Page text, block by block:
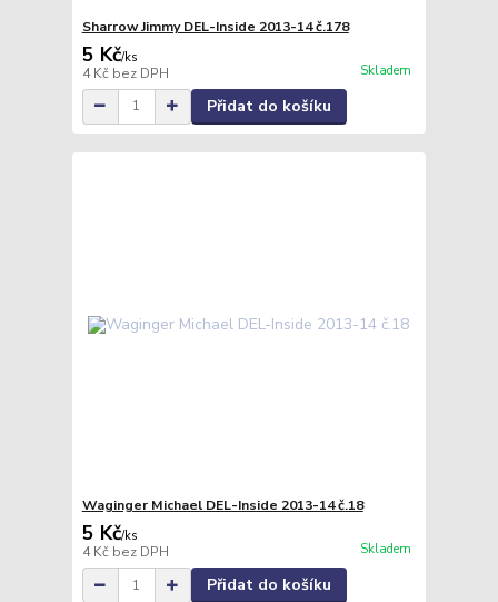
Sharrow Jimmy DEL-Inside 2013-14 č.178
5 Kč/ks
4 Kč bez DPH Skladem
Přidat do košíku
Waginger Michael DEL-Inside 2013-14 č.18
5 Kč/ks
4 Kč bez DPH Skladem
Přidat do košíku